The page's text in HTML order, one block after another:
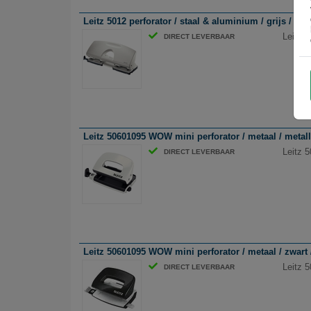
Leitz 5012 perforator / staal & aluminium / grijs / 4-
DIRECT LEVERBAAR Leitz
Leitz 50601095 WOW mini perforator / metaal /
DIRECT LEVERBAAR Leitz
Leitz 50601095 WOW mini perforator / metaal / zwart
DIRECT LEVERBAAR Leitz